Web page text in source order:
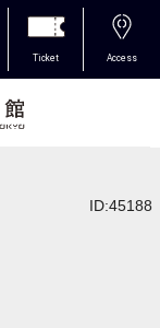
Ticket Access
ID:45188